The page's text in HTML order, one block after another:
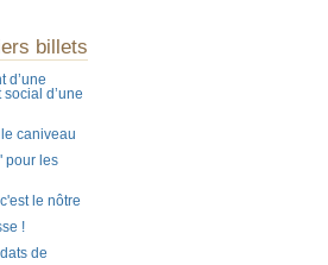
billets
d’une
d’une
caniveau
pour les
le nôtre
!
de